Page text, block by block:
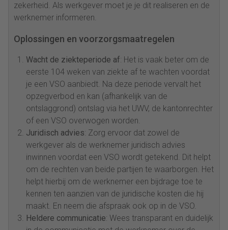
zekerheid. Als werkgever moet je je dit realiseren en de
werknemer informeren.
Oplossingen en voorzorgsmaatregelen
Wacht de ziekteperiode af: Het is vaak beter om de
eerste 104 weken van ziekte af te wachten voordat
je een VSO aanbiedt. Na deze periode vervalt het
opzegverbod en kan (afhankelijk van de
ontslaggrond) ontslag via het UWV, de kantonrechter
of een VSO overwogen worden.
Juridisch advies: Zorg ervoor dat zowel de
werkgever als de werknemer juridisch advies
inwinnen voordat een VSO wordt getekend. Dit helpt
om de rechten van beide partijen te waarborgen. Het
helpt hierbij om de werknemer een bijdrage toe te
kennen ten aanzien van de juridische kosten die hij
maakt. En neem die afspraak ook op in de VSO.
Heldere communicatie: Wees transparant en duidelijk